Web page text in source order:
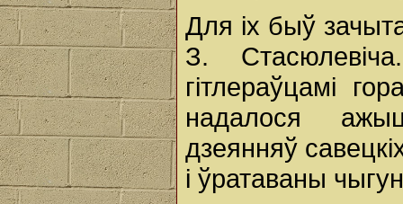
Для іх быў
З.
гітлераўцамі
надалося
дзеянняў
і ўратаваны